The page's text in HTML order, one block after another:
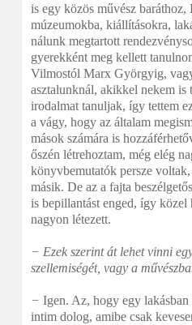
is egy közös művész
múzeumokba, kiállításokra,
nálunk megtartott
gyerekként meg kellett
Vilmostól Marx Györgyig,
asztalunknál, akikkel nekem
irodalmat tanuljak, így tettem
a vágy, hogy az általam
mások számára is
őszén létrehoztam, még elég
könyvbemutatók persze
másik. De az a fajta
is bepillantást enged, így közel
nagyon létezett.
− Ezek szerint át lehet vinni
szellemiségét, vagy a
− Igen. Az, hogy egy
intim dolog, amibe csak